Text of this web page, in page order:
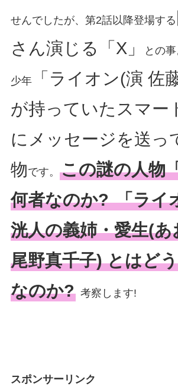
せんでしたが、第2話以降登場する
さん演じる「X」
との
少年「ライオン(演 佐
が持っていたスマー
にメッセージを送っ
物です。 この謎の人物
何者なのか?「ライ
洸人の義姉・愛生(あ
尾野真千子) とはど
なのか? 考察します!
スポンサーリンク